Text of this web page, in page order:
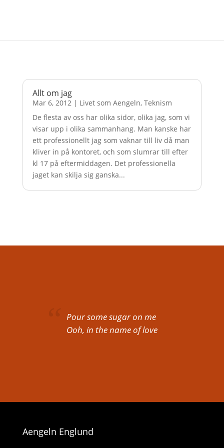
Allt om jag
Mar 6, 2012| Livet som Aengeln, Teknism
De flesta av oss har olika sidor, olika jag, som vi
visar upp i olika sammanhang. Man kanske har
ett professionellt jag som vaknar till liv då man
kliver in på kontoret, och som slumrar till efter
kl 17 på eftermiddagen. Det professionella
jaget kan skilja sig ganska...
Pour some sugar on me
Ooh, in the name of love
Aengeln Englund